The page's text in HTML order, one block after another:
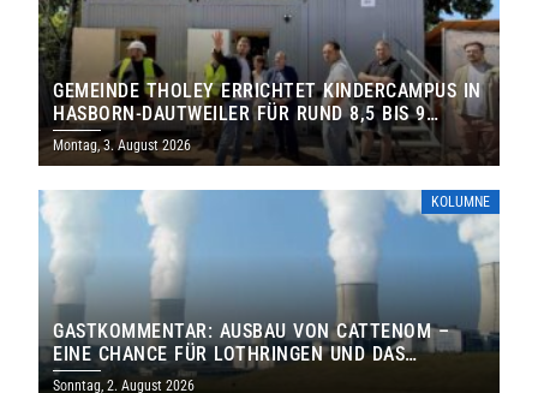
GEMEINDE THOLEY ERRICHTET KINDERCAMPUS IN
HASBORN-DAUTWEILER FÜR RUND 8,5 BIS 9
MILLIONEN EURO
Montag, 3. August 2026
KOLUMNE
GASTKOMMENTAR: AUSBAU VON CATTENOM –
EINE CHANCE FÜR LOTHRINGEN UND DAS
SAARLAND
Sonntag, 2. August 2026